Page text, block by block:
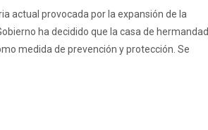
actual provocada por la expansión de la
ha decidido que la casa de hermandad
medida de prevención y protección. Se